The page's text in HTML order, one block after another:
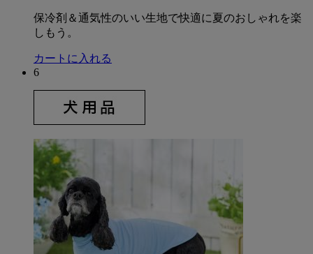
保冷剤＆通気性のいい生地で快適に夏のおしゃれを楽
しもう。
カートに入れる
6